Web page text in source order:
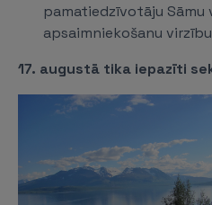
pamatiedzīvotāju
apsaimniekošanu
17. augustā tika iepazīti